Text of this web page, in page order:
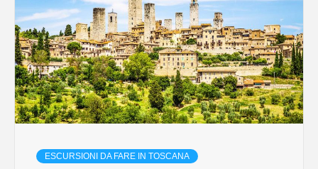
ESCURSIONI DA FARE IN TOSCANA